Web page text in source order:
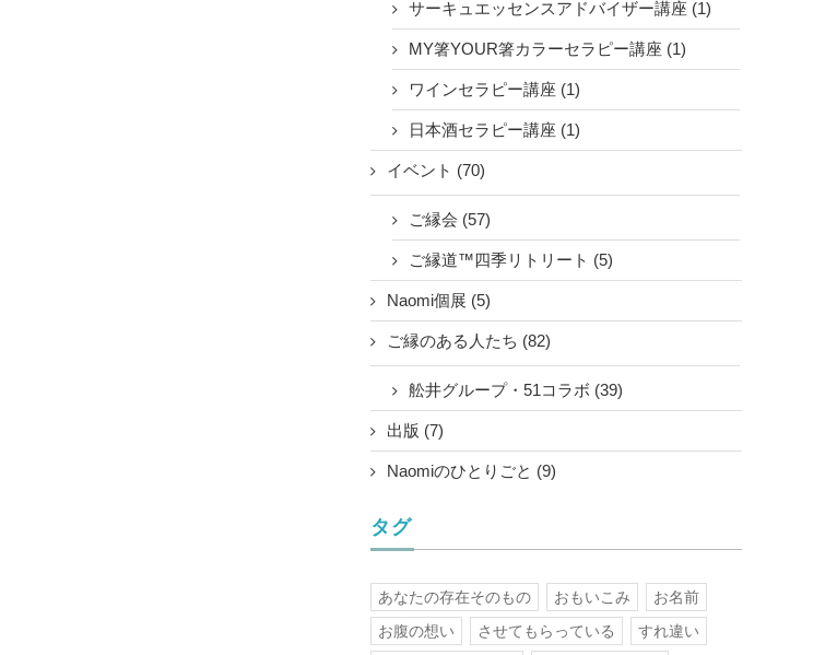
サーキュエッセンスアドバイザー講座 (1)
MY箸YOUR箸カラーセラピー講座 (1)
ワインセラピー講座 (1)
日本酒セラピー講座 (1)
イベント (70)
ご縁会 (57)
ご縁道™四季リトリート (5)
Naomi個展 (5)
ご縁のある人たち (82)
舩井グループ・51コラボ (39)
出版 (7)
Naomiのひとりごと (9)
タグ
あなたの存在そのもの おもいこみ
お名前
お腹の想い
させてもらっている
すれ違い